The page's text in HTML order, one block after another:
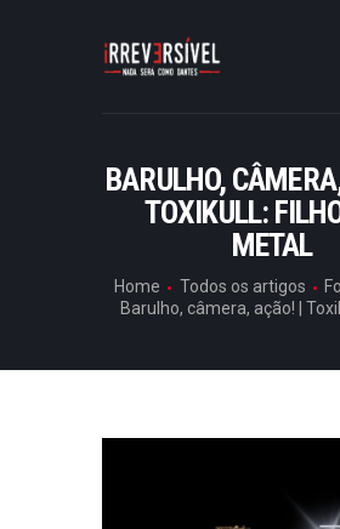
BARULHO,
TOXIKULL:
METAL
Home Todos os artigos
Barulho, câmera, ação! |
HOME
CRÓNICAS
ENTREVISTAS
RUBRICAS